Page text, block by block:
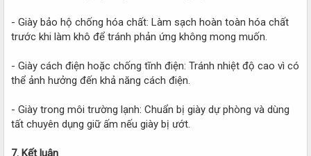
- Giày bảo hộ chống hóa chất: Làm sạch hoàn toàn hóa chất
trước khi làm khô để tránh phản ứng không mong muốn.
- Giày cách điện hoặc chống tĩnh điện: Tránh nhiệt độ cao vì có
thể ảnh hưởng đến khả năng cách điện.
- Giày trong môi trường lạnh: Chuẩn bị giày dự phòng và dùng
tất chuyên dụng giữ ấm nếu giày bị ướt.
7. Kết luận